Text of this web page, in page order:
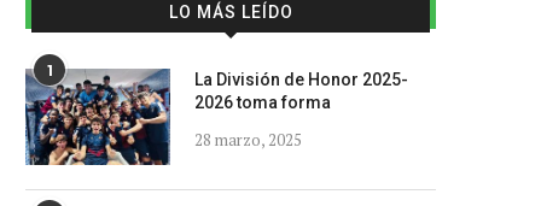
LO MÁS LEÍDO
1
La División de Honor 2025-
2026 toma forma
28 marzo, 2025